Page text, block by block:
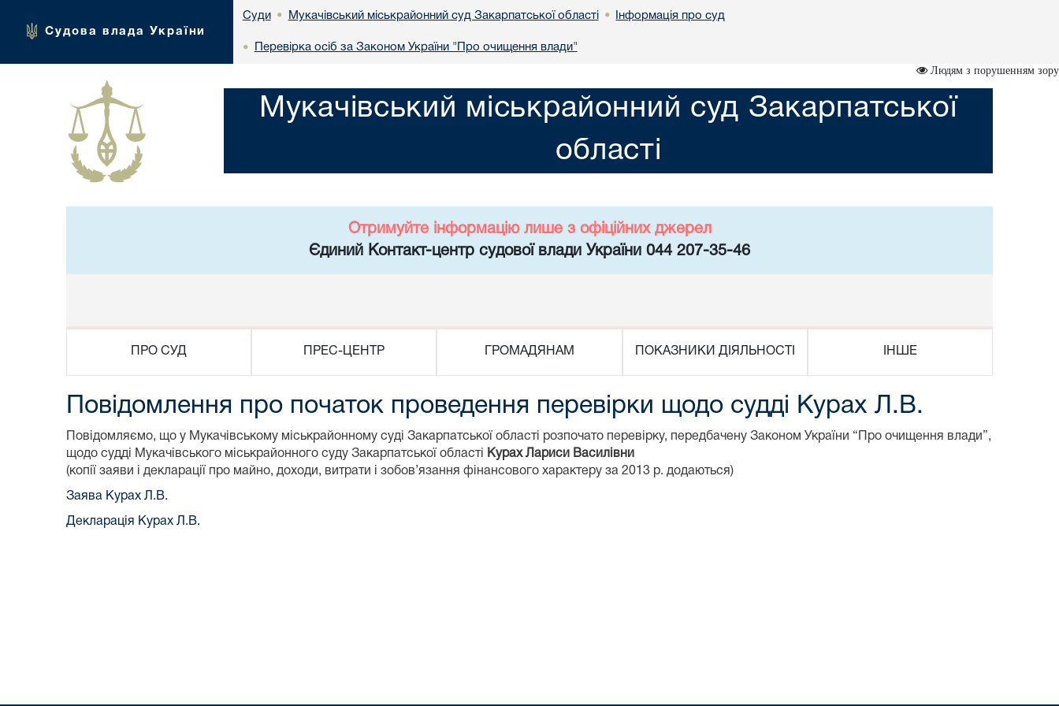
Судова влада України
Суди • Мукачівський міськрайонний суд Закарпатської області • Інформація про суд
• Перевірка осіб за Законом України "Про очищення влади"
Людям з порушенням зору
Мукачівський міськрайонний суд Закарпатської
області
Отримуйте інформацію лише з офіційних джерел
Єдиний Контакт-центр судової влади України 044 207-35-46
ПРО СУД ПРЕС-ЦЕНТР ГРОМАДЯНАМ ПОКАЗНИКИ ДІЯЛЬНОСТІ ІНШЕ
Повідомлення про початок проведення перевірки щодо судді Курах Л.В.
Повідомляємо, що у Мукачівському міськрайонному суді Закарпатської області розпочато перевірку, передбачену Законом України “Про очищення влади”,
щодо судді Мукачівського міськрайонного суду Закарпатської області Курах Лариси Василівни
(копії заяви і декларації про майно, доходи, витрати і зобов’язання фінансового характеру за 2013 р. додаються)
Заява Курах Л.В.
Декларація Курах Л.В.